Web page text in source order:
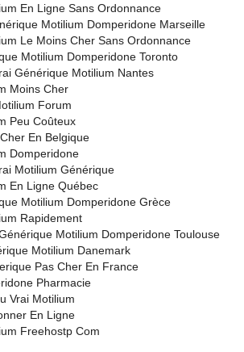
En Ligne Sans Ordonnance
Motilium Domperidone Marseille
Le Moins Cher Sans Ordonnance
Motilium Domperidone Toronto
Générique Motilium Nantes
Moins Cher
Forum
Peu Coûteux
En Belgique
Domperidone
Motilium Générique
En Ligne Québec
Motilium Domperidone Grèce
Rapidement
Motilium Domperidone Toulouse
Motilium Danemark
Pas Cher En France
Pharmacie
Vrai Motilium
En Ligne
Freehostp Com